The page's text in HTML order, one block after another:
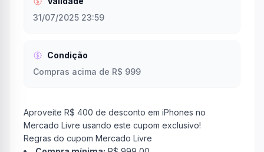
31/07/2025 23:59
Condição
Compras acima de R$ 999
Aproveite R$ 400 de desconto em iPhones no
Mercado Livre usando este cupom exclusivo!
Regras do cupom Mercado Livre